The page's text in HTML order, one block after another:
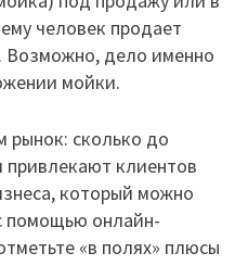
человек продает
Возможно, дело именно
мойки.
рынок: сколько до
клиентов
который можно
помощью онлайн-
«в полях» плюсы